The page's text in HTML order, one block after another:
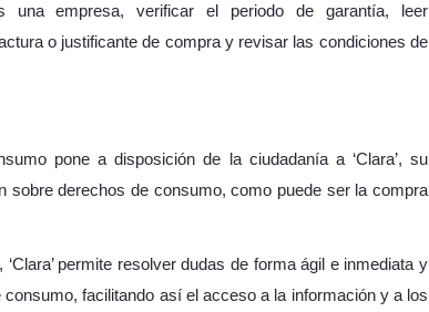
una empresa, verificar el periodo de garantía, leer
o justificante de compra y revisar las condiciones de
pone a disposición de la ciudadanía a ‘Clara’, su
sobre derechos de consumo, como puede ser la compra
permite resolver dudas de forma ágil e inmediata y
facilitando así el acceso a la información y a los